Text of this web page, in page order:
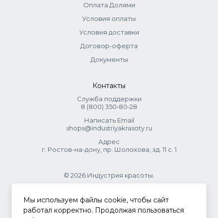
Оплата Долями
Условия оплаты
Условия доставки
Договор-оферта
Документы
Контакты
Служба поддержки
8 (800) 350‑80‑28
Написать Email
shops@industriyakrasoty.ru
Адрес
г. Ростов-на-дону, пр. Шолохова, зд. 11 с. 1
© 2026 Индустрия красоты.
.
Мы используем файлы cookie, чтобы сайт
работал корректно. Продолжая пользоваться